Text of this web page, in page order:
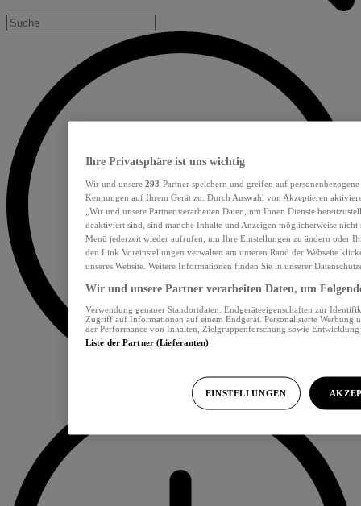
Ihre Privatsphäre ist uns wichtig
Wir und unsere 293-Partner speichern und greifen auf
Kennungen auf Ihrem Gerät zu. Durch Auswahl von Akzeptieren
„Wir und unsere Partner verarbeiten Daten, um Ihnen Dienste
deaktiviert sind, sind manche Inhalte und Anzeigen möglicherweise nicht
Menü jederzeit wieder aufrufen, um Ihre Einstellungen zu ändern oder
den Link Voreinstellungen verwalten am unteren Rand der Webseite
unseres Website. Weitere Informationen finden Sie in unserer
Wir und unsere Partner verarbeiten Daten, um
Verwendung genauer Standortdaten. Endgeräteeigenschaften zur
Zugriff auf Informationen auf einem Endgerät. Personalisierte Werbung
der Performance von Inhalten, Zielgruppenforschung sowie
Liste der Partner (Lieferanten)
EINSTELLUNGEN